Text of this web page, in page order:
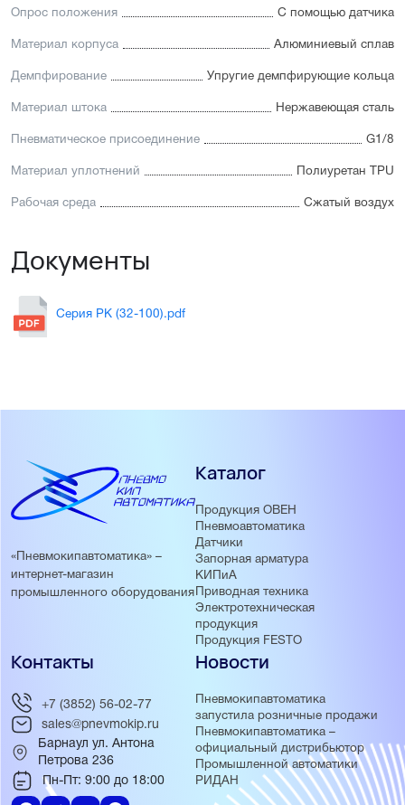
Опрос положения С помощью датчика
Материал корпуса Алюминиевый сплав
Демпфирование Упругие демпфирующие кольца
Материал штока Нержавеющая сталь
Пневматическое присоединение G1/8
Материал уплотнений Полиуретан TPU
Рабочая среда Сжатый воздух
Документы
Серия PK (32-100).pdf
«Пневмокипавтоматика» –
интернет-магазин
промышленного оборудования
Каталог
Продукция ОВЕН
Пневмоавтоматика
Датчики
Запорная арматура
КИПиА
Приводная техника
Электротехническая
продукция
Продукция FESTO
Новости
Пневмокипавтоматика
запустила розничные продажи
Пневмокипавтоматика –
официальный дистрибьютор
Промышленной автоматики
РИДАН
Контакты
+7 (3852) 56-02-77
sales@pnevmokip.ru
Барнаул ул. Антона
Петрова 236
Пн-Пт: 9:00 до 18:00